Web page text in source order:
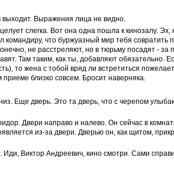
Выражения лица не видно.
слегка. Вот она одна пошла к кинозалу.
что буржуазный мир тебя совратить
не расстреляют, но в тюрьму посадят - за
Там таким, как ты, добавляют обязательно.
то жена с тобой вряд ли встретиться
близко совсем. Бросит наверняка.
Еще дверь. Это та дверь, что с черепом
Двери направо и налево. Он сейчас в
из-за двери. Дверью он, как щитом,
Виктор Андреевич, кино смотри. Сами